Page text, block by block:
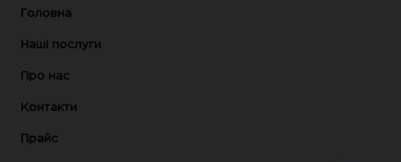
Головна
Наші послуги
Про нас
Контакти
Прайс